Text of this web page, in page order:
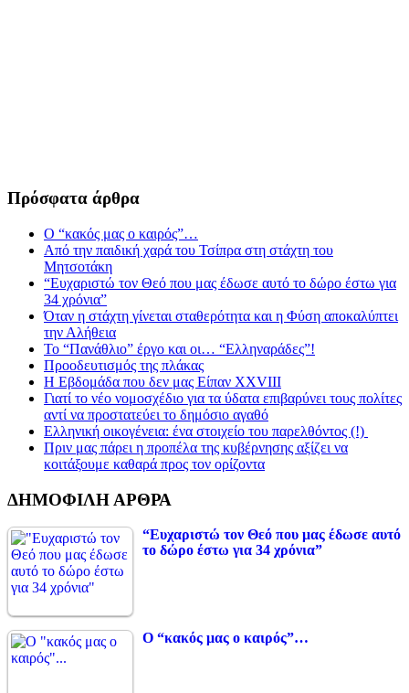
Πρόσφατα άρθρα
Ο “κακός μας ο καιρός”…
Από την παιδική χαρά του Τσίπρα στη στάχτη του
Μητσοτάκη
“Ευχαριστώ τον Θεό που μας έδωσε αυτό το δώρο έστω για
34 χρόνια”
Όταν η στάχτη γίνεται σταθερότητα και η Φύση αποκαλύπτει
την Αλήθεια
Το “Πανάθλιο” έργο και οι… “Ελληναράδες”!
Προοδευτισμός της πλάκας
Η Εβδομάδα που δεν μας Είπαν XXVIII
Γιατί το νέο νομοσχέδιο για τα ύδατα επιβαρύνει τους πολίτες
αντί να προστατεύει το δημόσιο αγαθό
Ελληνική οικογένεια: ένα στοιχείο του παρελθόντος (!)
Πριν μας πάρει η προπέλα της κυβέρνησης αξίζει να
κοιτάξουμε καθαρά προς τον ορίζοντα
ΔΗΜΟΦΙΛΗ ΑΡΘΡΑ
“Ευχαριστώ τον Θεό που μας έδωσε αυτό
το δώρο έστω για 34 χρόνια”
Ο “κακός μας ο καιρός”…